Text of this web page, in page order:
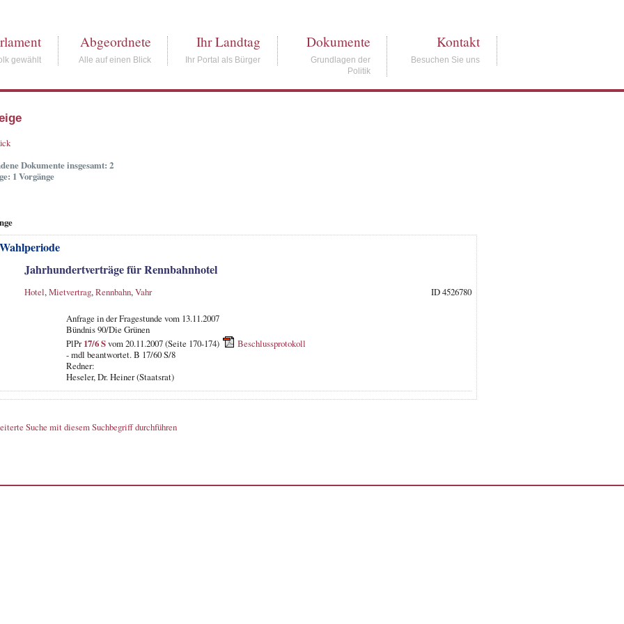
gewählt
Abgeordnete
Alle auf einen Blick
Ihr Landtag
Ihr Portal als Bürger
Dokumente
Grundlagen der
Politik
Kontakt
Besuchen Sie uns
Dokumente insgesamt: 2
1 Vorgänge
Jahrhundertverträge für Rennbahnhotel
Hotel,Mietvertrag,Rennbahn,Vahr ID 4526780
Anfrage in der Fragestunde vom 13.11.2007
Bündnis 90/Die Grünen
PlPr17/6 Svom 20.11.2007 (Seite 170-174)
Beschlussprotokoll
- mdl beantwortet. B 17/60 S/8
Redner:
Heseler, Dr. Heiner (Staatsrat)
Suche mit diesem Suchbegriff durchführen